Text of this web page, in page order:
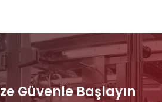
Güvenle Başlayın